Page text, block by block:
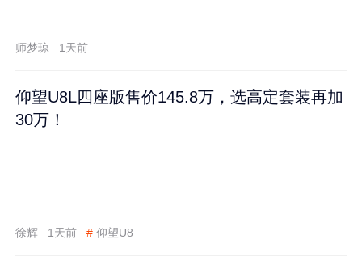
师梦琼 1天前
仰望U8L四座版售价145.8万，选高定套装再加
30万！
徐辉 1天前 # 仰望U8